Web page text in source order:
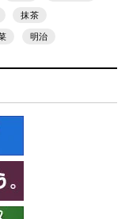
抹茶
明治